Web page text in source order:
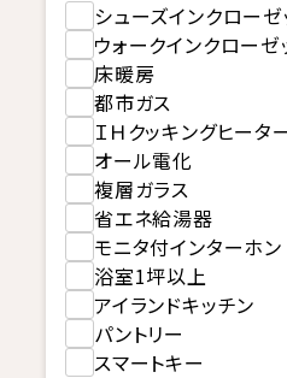
シューズインクローゼ
ウォークインクローゼ
床暖房
都市ガス
ＩＨクッキングヒータ
オール電化
複層ガラス
省エネ給湯器
モニタ付インターホン
浴室1坪以上
アイランドキッチン
パントリー
スマートキー